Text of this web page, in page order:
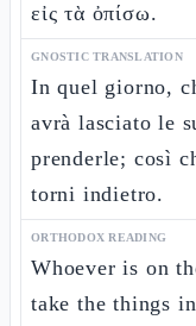
εἰς τὰ ὀπίσω.
GNOSTIC TRANSLATION
In quel giorno,
avrà lasciato le
prenderle; così
torni indietro.
ORTHODOX READING
Whoever is on
take the things